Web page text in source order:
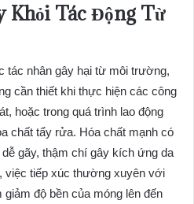
Khỏi Tác Động Từ
tác nhân gây hại từ môi trường,
cần thiết khi thực hiện các công
hoặc trong quá trình lao động
chất tẩy rửa. Hóa chất mạnh có
gãy, thậm chí gây kích ứng da
việc tiếp xúc thường xuyên với
độ bền của móng lên đến